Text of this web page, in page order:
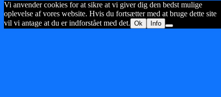
Vi anvender cookies for at sikre at vi giver dig den bedst mulige
oplevelse af vores website. Hvis du fortsætter med at bruge dette site
vil vi antage at du er indforstået med det. Ok Info